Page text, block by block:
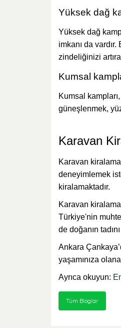
Yüksek dağ
Yüksek dağ
imkanı da
zindeliğinizi
Kumsal
Kumsal
güneşlenmek,
Karavan
Karavan
deneyimlemek
kiralamaktadır.
Karavan
Türkiye'nin
de doğanın
Ankara
yaşamınıza
Ayrıca okuyun:
Tüm Bloglar